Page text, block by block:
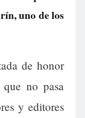
uno de los
de honor
no pasa
y editores